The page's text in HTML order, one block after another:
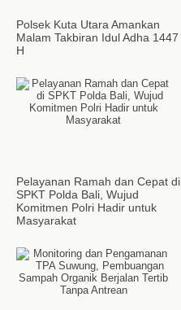
Polsek Kuta Utara Amankan
Malam Takbiran Idul Adha 1447
H
Pelayanan Ramah dan Cepat di
SPKT Polda Bali, Wujud
Komitmen Polri Hadir untuk
Masyarakat